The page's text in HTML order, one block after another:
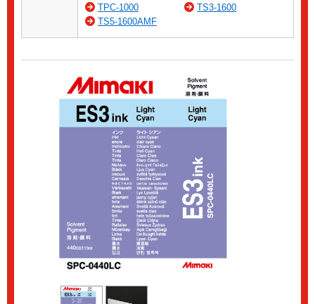
TPC-1000
TS3-1600
TS5-1600AMF